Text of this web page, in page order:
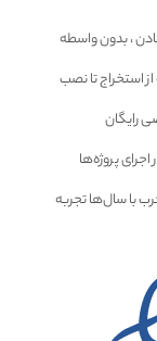
، بدون واسطه
استخراج تا نصب
رایگان
پروژه‌ها
با سال‌ها تجربه